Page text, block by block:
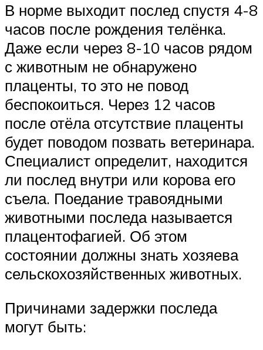
В норме выходит послед спустя 4-8
часов после рождения телёнка.
Даже если через 8-10 часов рядом
с животным не обнаружено
плаценты, то это не повод
беспокоиться. Через 12 часов
после отёла отсутствие плаценты
будет поводом позвать ветеринара.
Специалист определит, находится
ли послед внутри или корова его
съела. Поедание травоядными
животными последа называется
плацентофагией. Об этом
состоянии должны знать хозяева
сельскохозяйственных животных.
Причинами задержки последа
могут быть: